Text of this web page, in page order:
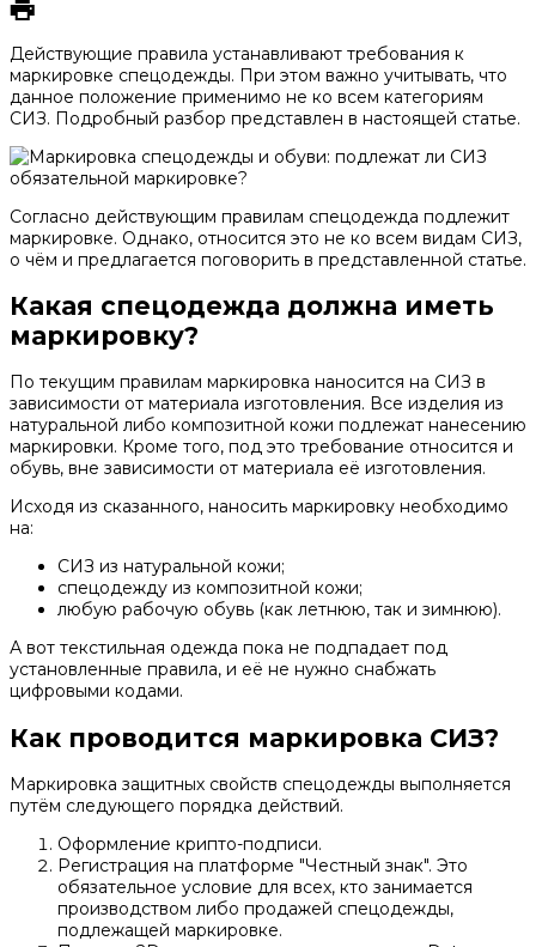
Действующие правила устанавливают требования к
маркировке спецодежды. При этом важно учитывать, что
данное положение применимо не ко всем категориям
СИЗ. Подробный разбор представлен в настоящей статье.
Согласно действующим правилам спецодежда подлежит
маркировке. Однако, относится это не ко всем видам СИЗ,
о чём и предлагается поговорить в представленной статье.
Какая спецодежда должна иметь
маркировку?
По текущим правилам маркировка наносится на СИЗ в
зависимости от материала изготовления. Все изделия из
натуральной либо композитной кожи подлежат нанесению
маркировки. Кроме того, под это требование относится и
обувь, вне зависимости от материала её изготовления.
Исходя из сказанного, наносить маркировку необходимо
на:
СИЗ из натуральной кожи;
спецодежду из композитной кожи;
любую рабочую обувь (как летнюю, так и зимнюю).
А вот текстильная одежда пока не подпадает под
установленные правила, и её не нужно снабжать
цифровыми кодами.
Как проводится маркировка СИЗ?
Маркировка защитных свойств спецодежды выполняется
путём следующего порядка действий.
Оформление крипто-подписи.
Регистрация на платформе "Честный знак". Это
обязательное условие для всех, кто занимается
производством либо продажей спецодежды,
подлежащей маркировке.